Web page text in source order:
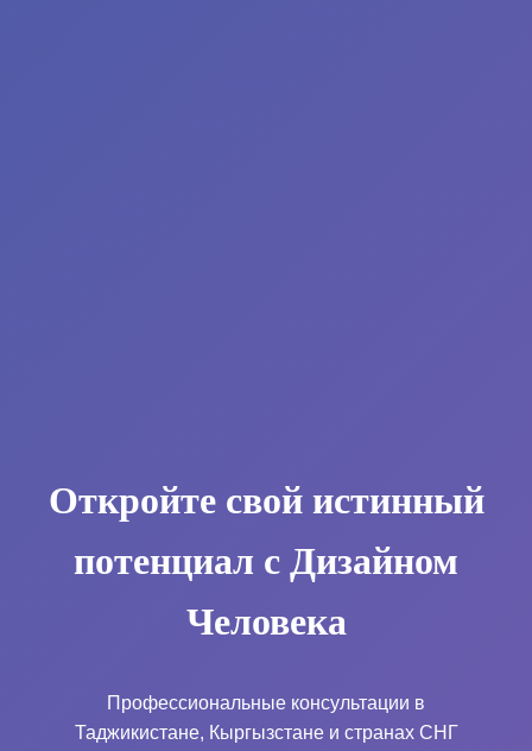
Откройте свой истинный
потенциал с Дизайном
Человека
Профессиональные консультации в
Таджикистане, Кыргызстане и странах СНГ